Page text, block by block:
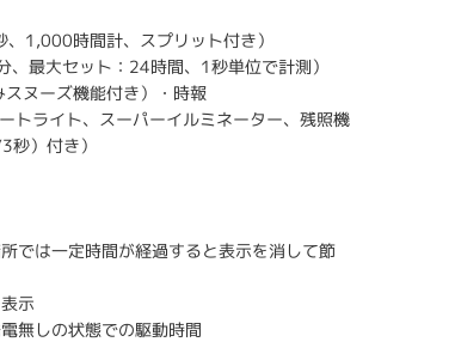
1,000時間計、スプリット付き）
、最大セット：24時間、1秒単位で計測）
ヌーズ機能付き）・時報
トライト、スーパーイルミネーター、残照機
）付き）
では一定時間が経過すると表示を消して節
示
無しの状態での駆動時間